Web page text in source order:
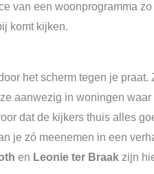
van een woonprogramma
komt kijken.
het scherm tegen je
aanwezig in woningen
dat de kijkers thuis alles
je zó meenemen in een
en Leonie ter Braakzijn